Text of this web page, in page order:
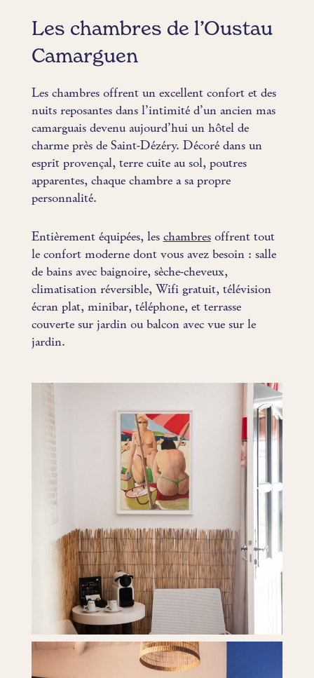
Les chambres de l’Oustau
Camarguen
Les chambres offrent un excellent confort et des
nuits reposantes dans l’intimité d’un ancien mas
camarguais devenu aujourd’hui un hôtel de
charme près de Saint-Dézéry. Décoré dans un
esprit provençal, terre cuite au sol, poutres
apparentes, chaque chambre a sa propre
personnalité.
Entièrement équipées, leschambresoffrent tout
le confort moderne dont vous avez besoin : salle
de bains avec baignoire, sèche-cheveux,
climatisation réversible, Wifi gratuit, télévision
écran plat, minibar, téléphone, et terrasse
couverte sur jardin ou balcon avec vue sur le
jardin.